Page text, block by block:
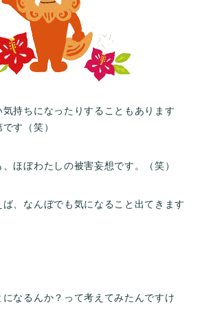
持ちになったりすることもあります
す（笑）
ほぼわたしの被害妄想です。（笑）
、なんぼでも気になること出てきます
なるんか？って考えてみたんですけ